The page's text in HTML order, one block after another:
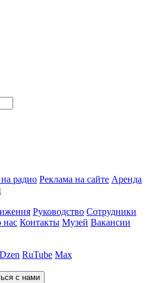
радио Реклама на сайте Аренда
Руководство Сотрудники
нас Контакты Музей Вакансии
Dzen RuTube Max
с нами